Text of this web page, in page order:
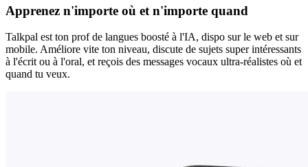
Apprenez n'importe où et n'importe quand
Talkpal est ton prof de langues boosté à l'IA, dispo sur le web et sur
mobile. Améliore vite ton niveau, discute de sujets super intéressants
à l'écrit ou à l'oral, et reçois des messages vocaux ultra-réalistes où et
quand tu veux.